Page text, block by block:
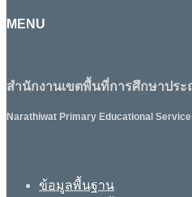
MENU
สำนักงานเขตพื้นที่การศึกษาประ
Narathiwat Primary Educational
ข้อมูลพื้นฐาน